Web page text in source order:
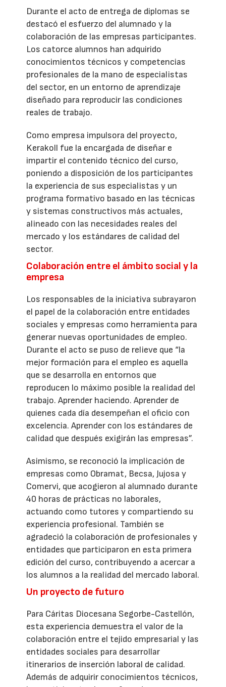
Durante el acto de entrega de diplomas se
destacó el esfuerzo del alumnado y la
colaboración de las empresas participantes.
Los catorce alumnos han adquirido
conocimientos técnicos y competencias
profesionales de la mano de especialistas
del sector, en un entorno de aprendizaje
diseñado para reproducir las condiciones
reales de trabajo.
Como empresa impulsora del proyecto,
Kerakoll fue la encargada de diseñar e
impartir el contenido técnico del curso,
poniendo a disposición de los participantes
la experiencia de sus especialistas y un
programa formativo basado en las técnicas
y sistemas constructivos más actuales,
alineado con las necesidades reales del
mercado y los estándares de calidad del
sector.
Colaboración entre el ámbito social y la
empresa
Los responsables de la iniciativa subrayaron
el papel de la colaboración entre entidades
sociales y empresas como herramienta para
generar nuevas oportunidades de empleo.
Durante el acto se puso de relieve que “la
mejor formación para el empleo es aquella
que se desarrolla en entornos que
reproducen lo máximo posible la realidad del
trabajo. Aprender haciendo. Aprender de
quienes cada día desempeñan el oficio con
excelencia. Aprender con los estándares de
calidad que después exigirán las empresas”.
Asimismo, se reconoció la implicación de
empresas como Obramat, Becsa, Jujosa y
Comervi, que acogieron al alumnado durante
40 horas de prácticas no laborales,
actuando como tutores y compartiendo su
experiencia profesional. También se
agradeció la colaboración de profesionales y
entidades que participaron en esta primera
edición del curso, contribuyendo a acercar a
los alumnos a la realidad del mercado laboral.
Un proyecto de futuro
Para Cáritas Diocesana Segorbe-Castellón,
esta experiencia demuestra el valor de la
colaboración entre el tejido empresarial y las
entidades sociales para desarrollar
itinerarios de inserción laboral de calidad.
Además de adquirir conocimientos técnicos,